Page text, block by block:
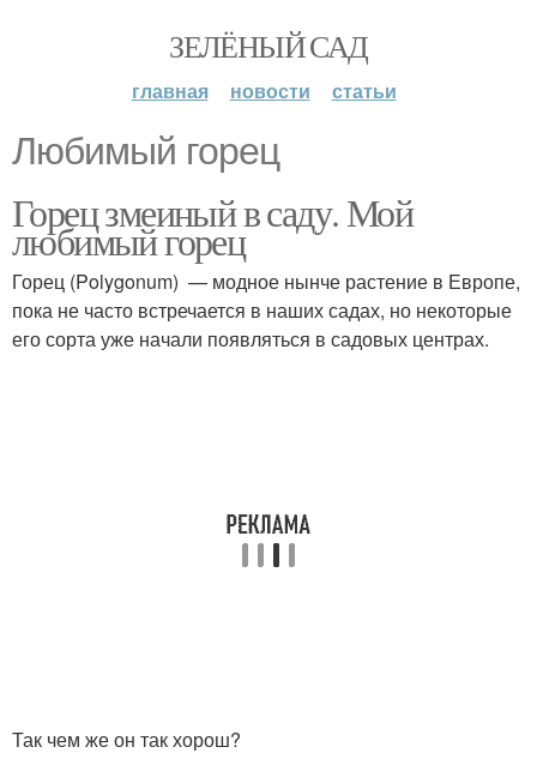
ЗЕЛЁНЫЙ САД
главная новости статьи
Любимый горец
Горец змеиный в саду. Мой
любимый горец
Горец (Polygonum) — модное нынче растение в Европе,
пока не часто встречается в наших садах, но некоторые
его сорта уже начали появляться в садовых центрах.
Так чем же он так хорош?